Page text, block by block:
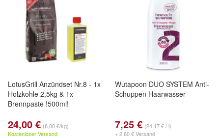
LotusGrill Anzündset Nr.8 - 1x
Holzkohle 2,5kg & 1x
Brennpaste !500ml!
24,00 € (8,00 €/kg)
Kostenloser Versand
Wutapoon DUO SYSTEM Anti-
Schuppen Haarwasser
7,25 € (24,17 € / l)
+ 2,60 € Versand